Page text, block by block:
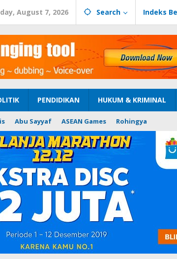
August 7, 2026 Search Indeks
PENDIDIKAN HUKUM & KRIMINAL
Abu Sayyaf ASEAN Games Rohingya